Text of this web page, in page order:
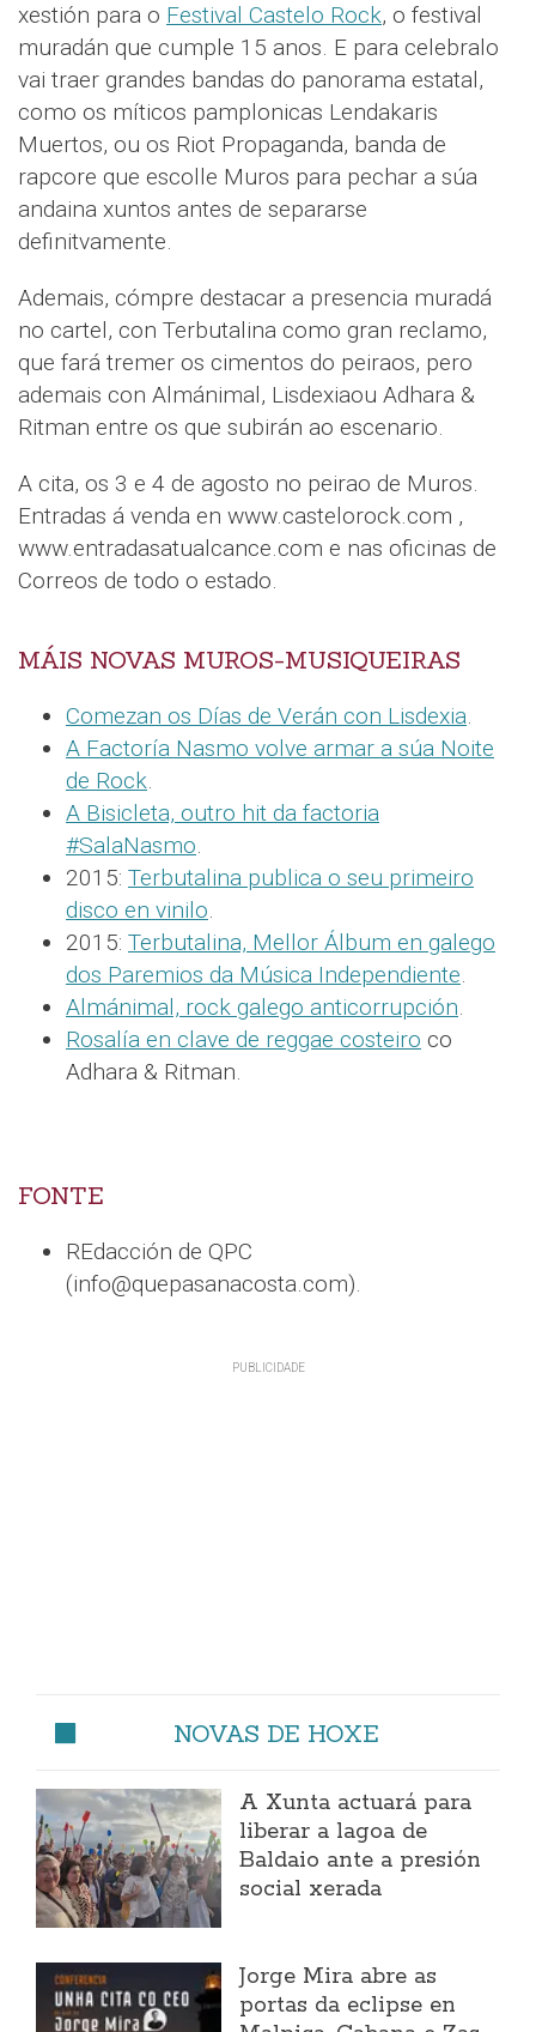
xestión para o Festival Castelo Rock, o festival
muradán que cumple 15 anos. E para celebralo
vai traer grandes bandas do panorama estatal,
como os míticos pamplonicas Lendakaris
Muertos, ou os Riot Propaganda, banda de
rapcore que escolle Muros para pechar a súa
andaina xuntos antes de separarse
definitvamente.
Ademais, cómpre destacar a presencia muradá
no cartel, con Terbutalina como gran reclamo,
que fará tremer os cimentos do peiraos, pero
ademais con Almánimal, Lisdexiaou Adhara &
Ritman entre os que subirán ao escenario.
A cita, os 3 e 4 de agosto no peirao de Muros.
Entradas á venda en www.castelorock.com ,
www.entradasatualcance.com e nas oficinas de
Correos de todo o estado.
MÁIS NOVAS MUROS-MUSIQUEIRAS
Comezan os Días de Verán con Lisdexia.
A Factoría Nasmo volve armar a súa Noite
de Rock.
A Bisicleta, outro hit da factoria
#SalaNasmo.
2015: Terbutalina publica o seu primeiro
disco en vinilo.
2015: Terbutalina, Mellor Álbum en galego
dos Paremios da Música Independiente.
Almánimal, rock galego anticorrupción.
Rosalía en clave de reggae costeiro co
Adhara & Ritman.
FONTE
REdacción de QPC
(info@quepasanacosta.com).
NOVAS DE HOXE
A Xunta actuará para
liberar a lagoa de
Baldaio ante a presión
social xerada
Jorge Mira abre as
portas da eclipse en